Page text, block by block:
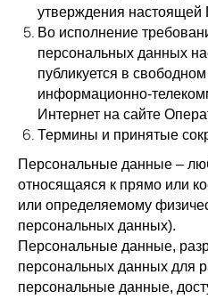
утверждения настоящей
Во исполнение
персональных данных
публикуется в
информационно-
Интернет на сайте
Термины и принятые
Персональные данные –
относящаяся к прямо или
или определяемому
персональных данных).
Персональные данные,
персональных данных для
персональные данные,